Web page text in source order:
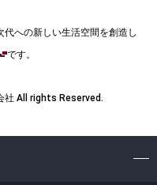
への新しい生活空間を創造し
す。
社 All rights Reserved.